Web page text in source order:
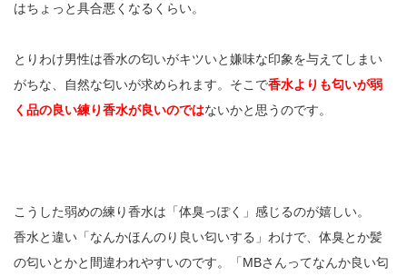
はちょっと具合悪くなるくらい。
とりわけ男性は香水の匂いがキツいと嫌味な印象を与えてしまい
がちな、自然な匂いが求められます。そこで香水よりも匂いが弱
く品の良い練り香水が良いのではないかと思うのです。
こうした弱めの練り香水は「体臭っぽく」感じるのが嬉しい。
香水と違い「なんかほんのり良い匂いする」わけで、体臭とか髪
の匂いとかと間違われやすいのです。「MBさんってなんか良い匂